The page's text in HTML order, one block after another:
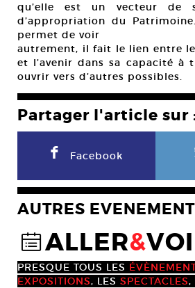
qu’elle est un vecteur de
d’appropriation du
permet de voir
autrement, il fait le lien entre
et l’avenir dans sa capacité à
ouvrir vers d’autres possibles.
Partager l'article sur
F Facebook
AUTRES
@ALLER&
PRESQUE TOUS LES
EXPOSITIONS, LES SPECTACLES,